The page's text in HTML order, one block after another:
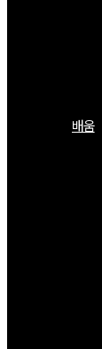
배움